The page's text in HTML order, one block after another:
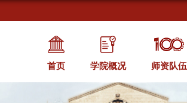
首页 学院概况 师资队伍